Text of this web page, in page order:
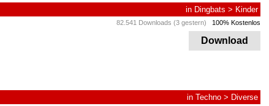
in Dingbats > Kinder
82.541 Downloads (3 gestern) 100% Kostenlos
Download
in Techno > Diverse